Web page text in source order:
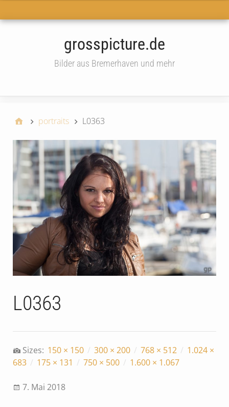
grosspicture.de
Bilder aus Bremerhaven und mehr
portraits L0363
L0363
Sizes: 150 × 150 / 300 × 200 / 768 × 512 / 1.024 ×
683 / 175 × 131 / 750 × 500 / 1.600 × 1.067
7. Mai 2018